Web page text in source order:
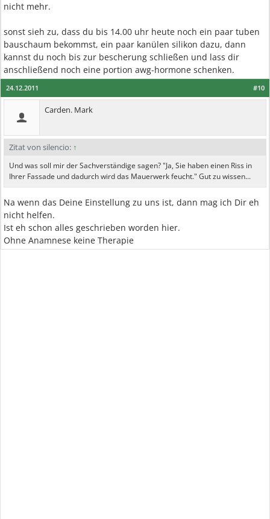
nicht mehr.
sonst sieh zu, dass du bis 14.00 uhr heute noch ein paar tuben
bauschaum bekommst, ein paar kanülen silikon dazu, dann
kannst du noch bis zur bescherung schließen und lass dir
anschließend noch eine portion awg-hormone schenken.
#10
24.12.2011
Carden. Mark
Zitat von silencio: ↑
Und was soll mir der Sachverständige sagen? "Ja, Sie haben einen Riss in
Ihrer Fassade und dadurch wird das Mauerwerk feucht." Gut zu wissen...
Na wenn das Deine Einstellung zu uns ist, dann mag ich Dir eh
nicht helfen.
Ist eh schon alles geschrieben worden hier.
Ohne Anamnese keine Therapie